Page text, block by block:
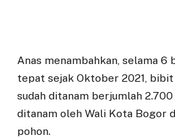
Anas menambahkan, selama 6
tepat sejak Oktober 2021,
sudah ditanam berjumlah
ditanam oleh Wali Kota Bogor
pohon.